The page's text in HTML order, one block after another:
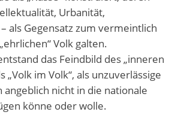
Urbanität,
als Gegensatz zum vermeintlich
Volk galten.
das Feindbild des „inneren
„Volk im Volk“, als unzuverlässige
angeblich nicht in die nationale
könne oder wolle.